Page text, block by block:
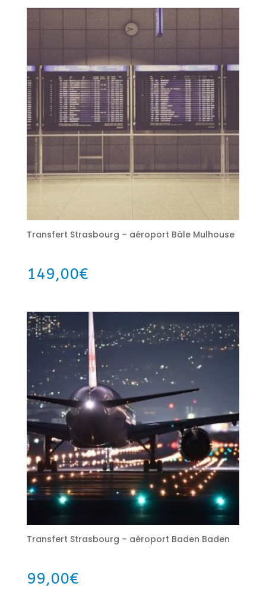
Transfert Strasbourg – aéroport Bâle Mulhouse
149,00€
Transfert Strasbourg – aéroport Baden Baden
99,00€